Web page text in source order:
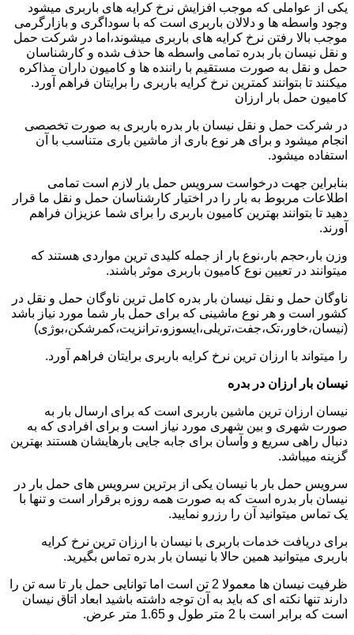
یکی از عواملی که موجب افزایش نرخ کرایه های باربری میشود
وجود واسطه ها و دلالان باربری است که با سوداگری و بازارگرمی
موجب بالا رفتن نرخ کرایه های باربری میشوند،اما در شرکت حمل
و نقل نیسان بار بدره تمامی واسطه ها حذف شده و کارشناسان
حمل و نقل به صورت مستقیم با راننده ها و کامیون داران مذاکره
میکنند تا بتوانند کمترین نرخ کرایه باربری را برایتان فراهم آورد.
کامیون حمل بار ارزان
در شرکت حمل و نقل نیسان بار بدره باربری به صورت تخصصی
انجام میشود و برای هر نوع باری از ماشین باری متناسب با آن
استفاده میشود.
بنابراین جهت درخواست سرویس حمل بار لازم است تمامی
اطلاعات مربوط به بار را در اختیار کارشناسان حمل و نقل ما قرار
دهید تا بتوانند بهترین کامیون باربری را برای شما عزیزان فراهم
آورند.
وزن بار،حجم بار،نوع بار از جمله کلیدی ترین مواردی هستند که
میتوانند در تعیین نوع کامیون باربری موثر باشند.
ناوگان حمل و نقل نیسان بار بدره کامل ترین ناوگان حمل و نقل در
کشور است و هر نوع ماشینی که برای حمل بار شما مورد نیاز باشد
(نیسان،خاور،تک،جفت،تریلی،ایسوزو،ترانزیت،کمرشکن،بوژی)
را میتواند با ارزان ترین نرخ کرایه باربری برایتان فراهم آورد.
نیسان بار ارزان در بدره
نیسان ارزان ترین ماشین باربری است که برای ارسال بار به
صورت شهری و بین شهری مورد نیاز است و برای افرادی که به
دنبال راهی سریع و وآسان برای جابه جایی بارهایشان هستند بهترین
گزینه میباشد.
سرویس حمل بار با نیسان یکی از برترین سرویس های حمل بار در
نیسان بار بدره است که به صورت همه روزه برقرار است و تنها با
یک تماس میتوانید آن را رزرو نمایید.
برای دریافت خدمات باربری با نیسان با ارزان ترین نرخ کرایه
باربری میتوانید همین حالا با نیسان بار بدره تماس بگیرید.
ظرفیت نیسان ها معمولا 2 تن است اما توانایی حمل بار تا سه تن را
دارند تنها نکته ای که باید به آن توجه داشته باشید ابعاد اتاق نیسان
است که برابر است با 2 متر طول و 1.65 متر عرض.